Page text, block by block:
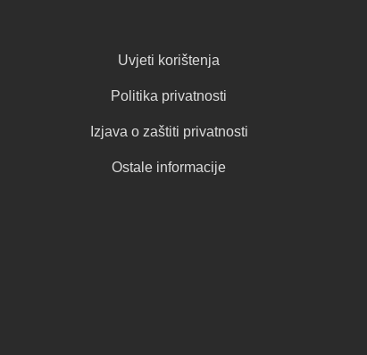
Uvjeti korištenja
Politika privatnosti
Izjava o zaštiti privatnosti
Ostale informacije